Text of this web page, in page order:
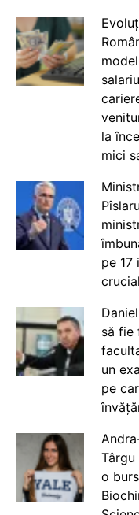
la
mici
pe 17
crucial
să fie
un
pe
o